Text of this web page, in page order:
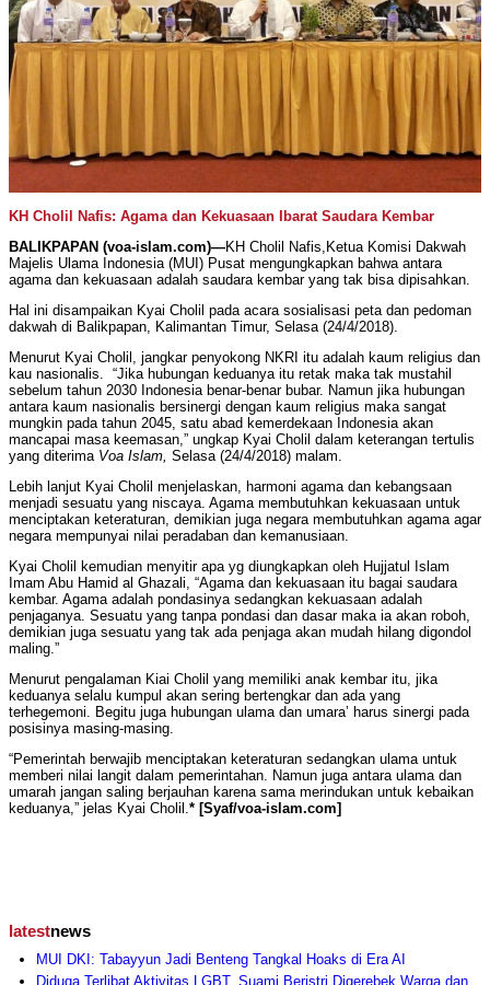
KH Cholil Nafis: Agama dan Kekuasaan Ibarat Saudara Kembar
BALIKPAPAN (voa-islam.com)—KH Cholil Nafis,Ketua Komisi Dakwah
Majelis Ulama Indonesia (MUI) Pusat mengungkapkan bahwa antara
agama dan kekuasaan adalah saudara kembar yang tak bisa dipisahkan.
Hal ini disampaikan Kyai Cholil pada acara sosialisasi peta dan pedoman
dakwah di Balikpapan, Kalimantan Timur, Selasa (24/4/2018).
Menurut Kyai Cholil, jangkar penyokong NKRI itu adalah kaum religius dan
kau nasionalis. “Jika hubungan keduanya itu retak maka tak mustahil
sebelum tahun 2030 Indonesia benar-benar bubar. Namun jika hubungan
antara kaum nasionalis bersinergi dengan kaum religius maka sangat
mungkin pada tahun 2045, satu abad kemerdekaan Indonesia akan
mancapai masa keemasan,” ungkap Kyai Cholil dalam keterangan tertulis
yang diterima Voa Islam, Selasa (24/4/2018) malam.
Lebih lanjut Kyai Cholil menjelaskan, harmoni agama dan kebangsaan
menjadi sesuatu yang niscaya. Agama membutuhkan kekuasaan untuk
menciptakan keteraturan, demikian juga negara membutuhkan agama agar
negara mempunyai nilai peradaban dan kemanusiaan.
Kyai Cholil kemudian menyitir apa yg diungkapkan oleh Hujjatul Islam
Imam Abu Hamid al Ghazali, “Agama dan kekuasaan itu bagai saudara
kembar. Agama adalah pondasinya sedangkan kekuasaan adalah
penjaganya. Sesuatu yang tanpa pondasi dan dasar maka ia akan roboh,
demikian juga sesuatu yang tak ada penjaga akan mudah hilang digondol
maling.”
Menurut pengalaman Kiai Cholil yang memiliki anak kembar itu, jika
keduanya selalu kumpul akan sering bertengkar dan ada yang
terhegemoni. Begitu juga hubungan ulama dan umara’ harus sinergi pada
posisinya masing-masing.
“Pemerintah berwajib menciptakan keteraturan sedangkan ulama untuk
memberi nilai langit dalam pemerintahan. Namun juga antara ulama dan
umarah jangan saling berjauhan karena sama merindukan untuk kebaikan
keduanya,” jelas Kyai Cholil.* [Syaf/voa-islam.com]
latestnews
MUI DKI: Tabayyun Jadi Benteng Tangkal Hoaks di Era AI
Diduga Terlibat Aktivitas LGBT, Suami Beristri Digerebek Warga dan